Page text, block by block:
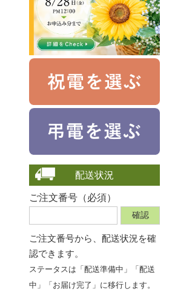
配送状況
ご注文番号（必須）
ご注文番号から、 配送状況を確
認できます。
ステータスは「配送準備中」「配送
中」「お届け完了」に移行します。